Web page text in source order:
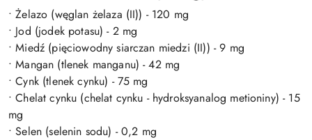
• Żelazo (węglan żelaza (II)) - 120 mg
• Jod (jodek potasu) - 2 mg
• Miedź (pięciowodny siarczan miedzi (II)) - 9 mg
• Mangan (tlenek manganu) - 42 mg
• Cynk (tlenek cynku) - 75 mg
• Chelat cynku (chelat cynku - hydroksyanalog metioniny) - 15
mg
• Selen (selenin sodu) - 0,2 mg